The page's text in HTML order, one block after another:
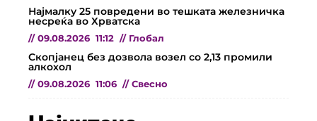
Најмалку 25 повредени во тешката железничка
несреќа во Хрватска
// 09.08.2026 11:12 // Глобал
Скопјанец без дозвола возел со 2,13 промили
алкохол
// 09.08.2026 11:06 // Свесно